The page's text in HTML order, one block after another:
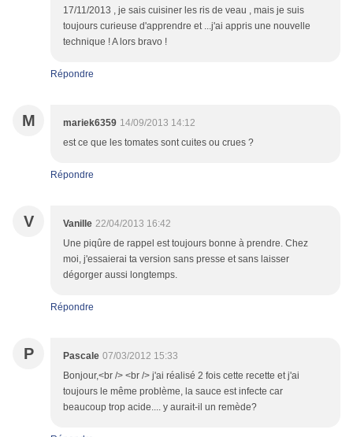
17/11/2013 , je sais cuisiner les ris de veau , mais je suis
toujours curieuse d'apprendre et ...j'ai appris une nouvelle
technique ! A lors bravo !
Répondre
M mariek6359 14/09/2013 14:12
est ce que les tomates sont cuites ou crues ?
Répondre
V Vanille 22/04/2013 16:42
Une piqûre de rappel est toujours bonne à prendre. Chez
moi, j'essaierai ta version sans presse et sans laisser
dégorger aussi longtemps.
Répondre
P Pascale 07/03/2012 15:33
Bonjour,<br /> <br /> j'ai réalisé 2 fois cette recette et j'ai
toujours le même problème, la sauce est infecte car
beaucoup trop acide.... y aurait-il un remède?